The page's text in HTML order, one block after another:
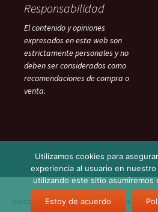
Responsabilidad
El contenido y opiniones
expresados en esta web son
estrictamente personales y no
deben ser considerados como
recomendaciones de compra o
venta.
Aviso Legal Funciona gracias a
Utilizamos cookies para
experiencia al usuario en
utilizando este sitio asumiremos
Estoy de acuerdo